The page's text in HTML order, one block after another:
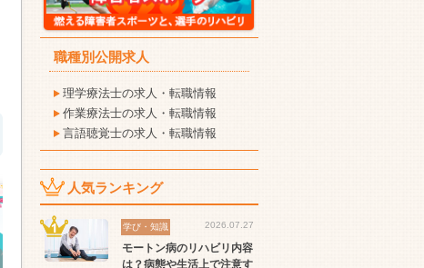
職種別公開求人
理学療法士の求人・転職情報
作業療法士の求人・転職情報
言語聴覚士の求人・転職情報
人気ランキング
学び・知識 2026.07.27
モートン病のリハビリ内容
は？病態や生活上で注意す